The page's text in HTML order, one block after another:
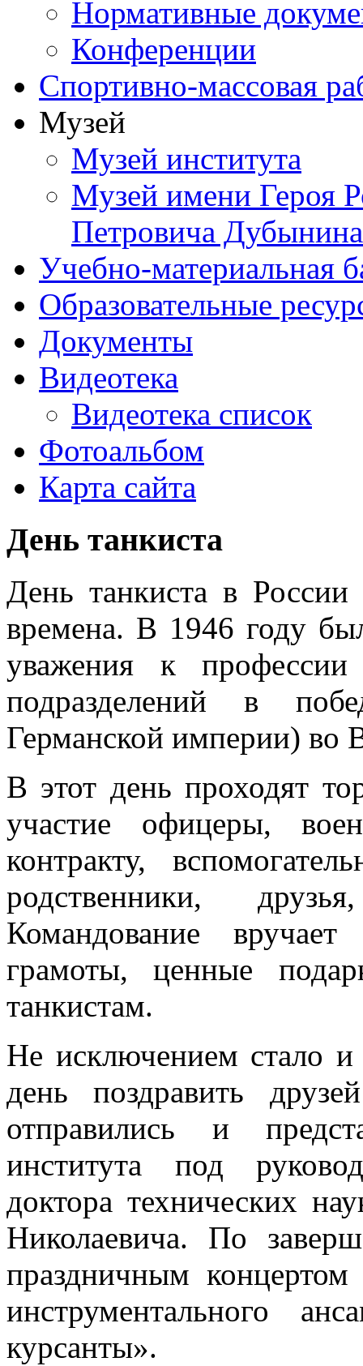
Нормативные
Конференции
Спортивно-массовая
Музей
Музей института
Музей имени Героя
Петровича Дубынина
Учебно-материальная
Образовательные
Документы
Видеотека
Видеотека список
Фотоальбом
Карта сайта
День танкиста
День танкиста в России
времена. В 1946 году
уважения к
подразделений в
Германской империи) во
В этот день проходят
участие офицеры,
контракту,
родственники,
Командование
грамоты, ценные
танкистам.
Не исключением стало и
день поздравить
отправились и
института под
доктора технических
Николаевича. По
праздничным
инструментального
курсанты».